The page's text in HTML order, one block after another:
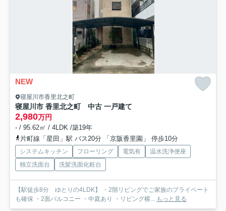
NEW
寝屋川市香里北之町
寝屋川市 香里北之町 中古 一戸建て
2,980万円
- / 95.62㎡ / 4LDK /築19年
片町線「星田」駅 バス20分 「京阪香里園」 停歩10分
システムキッチン フローリング 電気有
温水洗浄便座
独立洗面台
洗髪洗面化粧台
【駅徒歩8分 ゆとりの4LDK】 ・2階リビングでご家族のプライベート
も確保 ・2面バルコニー ・中庭あり ・リビング横... もっと見る